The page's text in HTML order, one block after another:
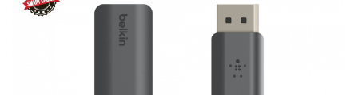
Tablete & accesorii
Telefoane & accesorii